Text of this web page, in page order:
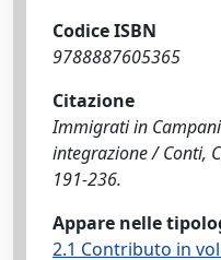
Codice ISBN
9788887605365
Citazione
Immigrati in
integrazione / Conti,
191-236.
Appare nelle
2.1 Contributo in